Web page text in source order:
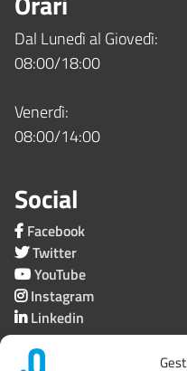
Dal Lunedì al Giovedì:
08:00/18:00
Venerdì:
08:00/14:00
Social
Facebook
Twitter
YouTube
Instagram
Linkedin